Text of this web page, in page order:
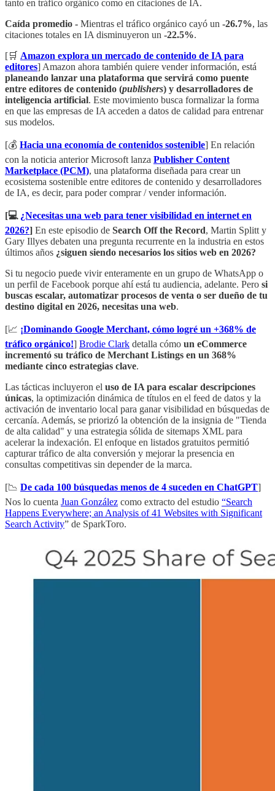
tanto en tráfico orgánico como en citaciones de IA.
Caída promedio - Mientras el tráfico orgánico cayó un -26.7%, las
citaciones totales en IA disminuyeron un -22.5%.
[🛒 Amazon explora un mercado de contenido de IA para
editores] Amazon ahora también quiere vender información, está
planeando lanzar una plataforma que servirá como puente
entre editores de contenido (publishers) y desarrolladores de
inteligencia artificial. Este movimiento busca formalizar la forma
en que las empresas de IA acceden a datos de calidad para entrenar
sus modelos.
[💰 Hacia una economía de contenidos sostenible] En relación
con la noticia anterior Microsoft lanza Publisher Content
Marketplace (PCM), una plataforma diseñada para crear un
ecosistema sostenible entre editores de contenido y desarrolladores
de IA, es decir, para poder comprar / vender información.
[💻 ¿Necesitas una web para tener visibilidad en internet en
2026?] En este episodio de Search Off the Record, Martin Splitt y
Gary Illyes debaten una pregunta recurrente en la industria en estos
últimos años ¿siguen siendo necesarios los sitios web en 2026?
Si tu negocio puede vivir enteramente en un grupo de WhatsApp o
un perfil de Facebook porque ahí está tu audiencia, adelante. Pero si
buscas escalar, automatizar procesos de venta o ser dueño de tu
destino digital en 2026, necesitas una web.
[📈 ¡Dominando Google Merchant, cómo logré un +368% de
tráfico orgánico!] Brodie Clark detalla cómo un eCommerce
incrementó su tráfico de Merchant Listings en un 368%
mediante cinco estrategias clave.
Las tácticas incluyeron el uso de IA para escalar descripciones
únicas, la optimización dinámica de títulos en el feed de datos y la
activación de inventario local para ganar visibilidad en búsquedas de
cercanía. Además, se priorizó la obtención de la insignia de "Tienda
de alta calidad" y una estrategia sólida de sitemaps XML para
acelerar la indexación. El enfoque en listados gratuitos permitió
capturar tráfico de alta conversión y mejorar la presencia en
consultas competitivas sin depender de la marca.
[📉 De cada 100 búsquedas menos de 4 suceden en ChatGPT]
Nos lo cuenta Juan González como extracto del estudio “Search
Happens Everywhere; an Analysis of 41 Websites with Significant
Search Activity” de SparkToro.